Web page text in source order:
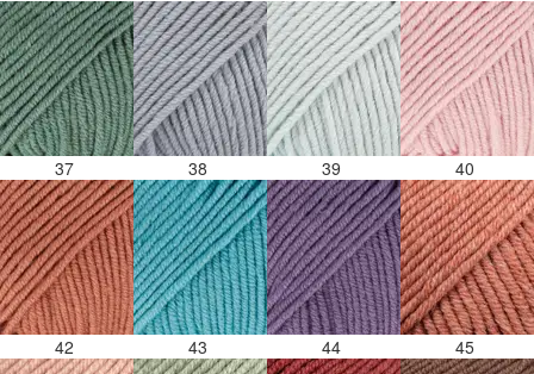
37 38 39 40
42 43 44 45